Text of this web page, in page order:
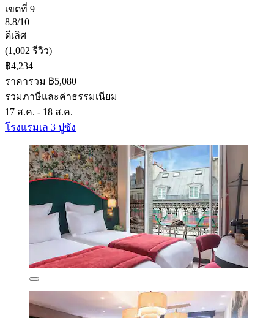
เขตที่ 9
8.8/10
ดีเลิศ
(1,002 รีวิว)
฿4,234
ราคารวม ฿5,080
รวมภาษีและค่าธรรมเนียม
17 ส.ค. - 18 ส.ค.
โรงแรมเล 3 ปูซัง